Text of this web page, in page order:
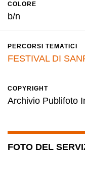
COLORE
b/n
PERCORSI TEMATICI
FESTIVAL DI
COPYRIGHT
Archivio Publifoto
FOTO DEL